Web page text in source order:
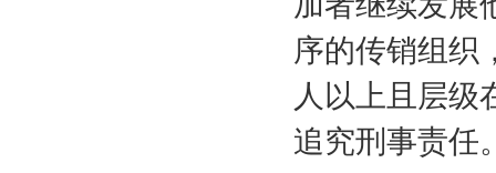
序的传销组织
人以上且层级
追究刑事责任